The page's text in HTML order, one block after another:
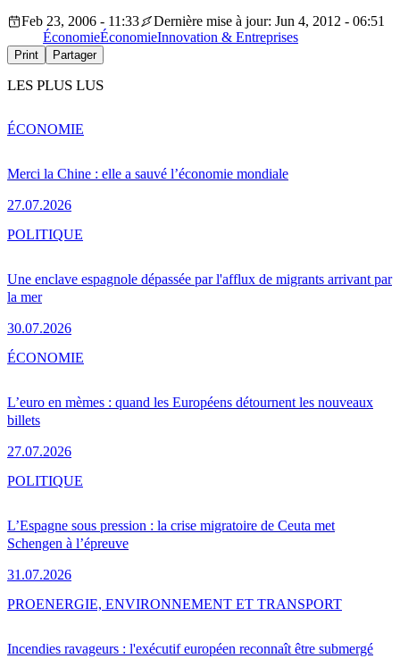
Feb 23, 2006 - 11:33
Dernière mise à jour: Jun 4, 2012 - 06:51
ÉconomieÉconomieInnovation & Entreprises
Print Partager
LES PLUS LUS
Merci la Chine : elle a sauvé l’économie mondiale
27.07.2026
ÉCONOMIE
Une enclave espagnole dépassée par l'afflux de migrants arrivant par
la mer
30.07.2026
POLITIQUE
L’euro en mèmes : quand les Européens détournent les nouveaux
billets
27.07.2026
ÉCONOMIE
L’Espagne sous pression : la crise migratoire de Ceuta met
Schengen à l’épreuve
31.07.2026
POLITIQUE
Incendies ravageurs : l'exécutif européen reconnaît être submergé
PROENERGIE, ENVIRONNEMENT ET TRANSPORT